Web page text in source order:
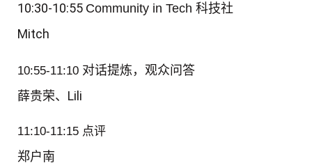
10:30-10:55 Community in Tech 科技社
Mitch
10:55-11:10 对话提炼，观众问答
薛贵荣、Lili
11:10-11:15 点评
郑户南